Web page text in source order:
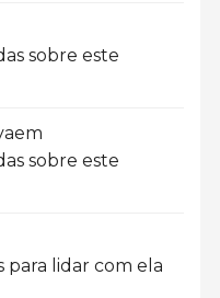
sobre este
em
sobre este
para lidar com ela